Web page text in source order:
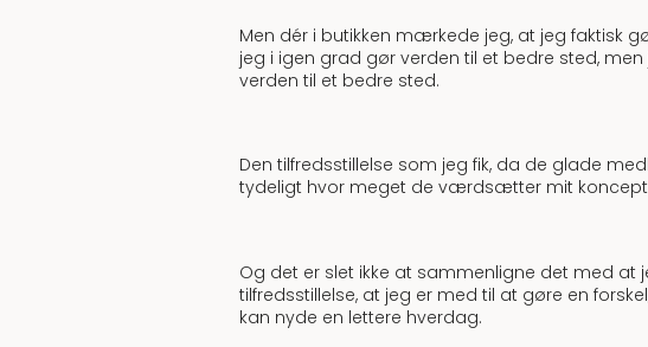
Men dér i butikken mærkede jeg, at jeg faktisk
jeg i igen grad gør verden til et bedre sted,
verden til et bedre sted.
Den tilfredsstillelse som jeg fik, da de glade
tydeligt hvor meget de værdsætter mit
Og det er slet ikke at sammenligne det med at
tilfredsstillelse, at jeg er med til at gøre en
kan nyde en lettere hverdag.